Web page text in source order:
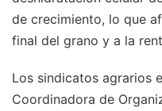
de crecimiento, lo que
final del grano y a la
Los sindicatos agrarios
Coordinadora de